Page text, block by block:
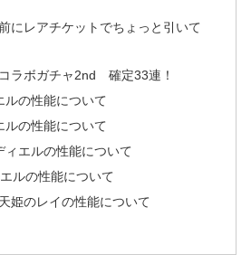
にレアチケットでちょっと引いて
ラボガチャ2nd 確定33連！
の性能について
の性能について
エルの性能について
ルの性能について
姫のレイの性能について